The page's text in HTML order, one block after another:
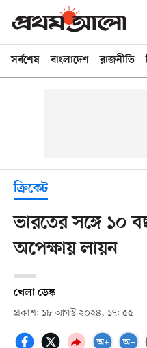
সর্বশেষ বাংলাদেশ রাজনীতি
ক্রিকেট
ভারতের সঙ্গে ১০
অপেক্ষায় লায়ন
খেলা ডেস্ক
প্রকাশ: ১৮ আগস্ট ২০২৪, ১৭: ৫৫